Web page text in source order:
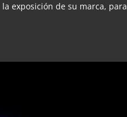
exposición de su marca, para